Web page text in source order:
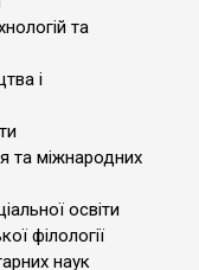
та
і
та міжнародних
освіти
філології
наук